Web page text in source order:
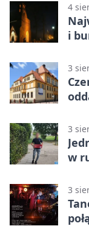
4
i
3
3
w
3